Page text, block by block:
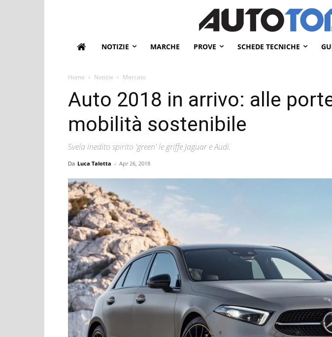
NOTIZIE MARCHE PROVE SCHEDE TECNICHE
Home Notizie Mercato
Auto 2018 in arrivo: alle
mobilità sostenibile
Svela inedito spirito 'green' le griffe Jaguar e Audi.
Da Luca Talotta - Apr 26, 2018